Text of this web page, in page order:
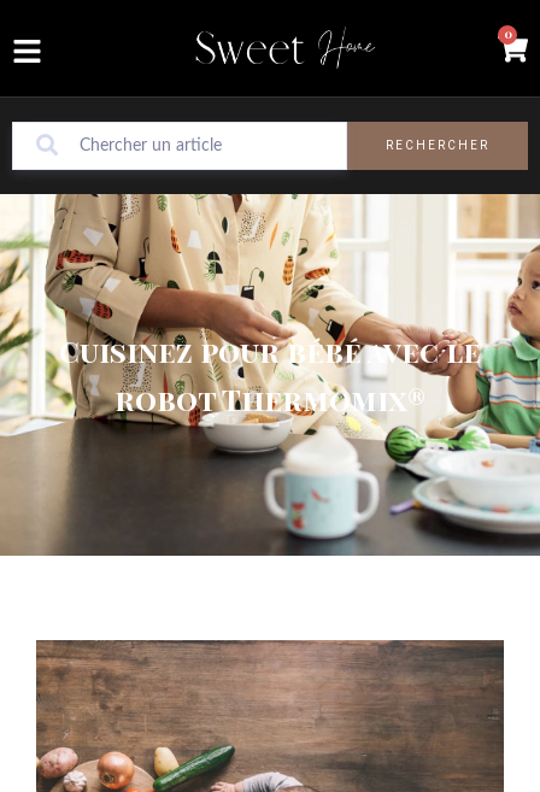
0
RECHERCHER
Cuisinez pour bébé avec le
robot Thermomix®